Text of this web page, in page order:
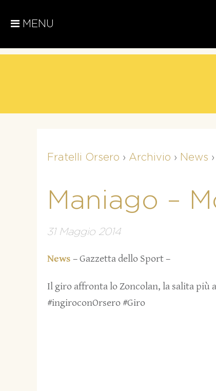
MENU
Fratelli Orsero › Archivio › News ›
Maniago –
31 Maggio 2014
News – Gazzetta dello Sport –
Il giro affronta lo Zoncolan, la salita più
#ingiroconOrsero #Giro